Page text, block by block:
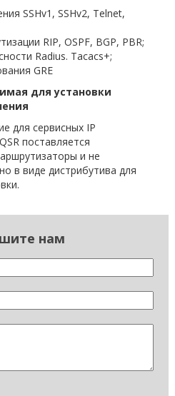
SSHv1, SSHv2, Telnet,
RIP, OSPF, BGP, PBR;
Radius. Tacacs+;
GRE
для установки
для сервисных IP
поставляется
и не
в виде дистрибутива для
нам